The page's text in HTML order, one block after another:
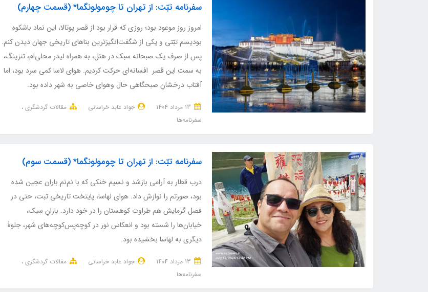
سفرنامه تبّت: از تهران تا چومولونگما* (قسمت چهارم)
امروز روز موعود بود؛ روزی که قرار بود از قصر پوتالا، این نماد باشکوه
بودیسم تبّتی و یکی از شگفت‌انگیزترین بناهای تاریخی جهان دیدن کنم.
پس از صرف یک صبحانه سبک در هتل، به همراه لیدر محلی‌ام، تنزینگ،
به سمت این قصر افسانه‌ای حرکت کردیم. هوای لاسا کمی سرد بود، اما
آفتاب درخشانِ صبحگاهی حال وهوای خاصی به شهر داده بود.
جواد عابد خراسانی
مقالات گردشگری
سفرنامه‌ها
سفرنامه تبّت: از تهران تا چومولونگما* (قسمت سوم)
درب قطار به آرامی بازشد و نسیم خنکی که با نم‌نم باران عجین شده
بود، صورتم را نوازش داد. هوای لهاسا، پایتخت تاریخی تبت، حتی در
فصل گرمایش هم طراوت کوهستان را در خود دارد. بارانِ سبک،
خیابان‌ها را شسته بود و انعکاس نور در کوچه‌پس‌کوچه‌های شهر، جلوۀ
دیگری به لهاسا بخشیده بود.
جواد عابد خراسانی
مقالات گردشگری
سفرنامه‌ها